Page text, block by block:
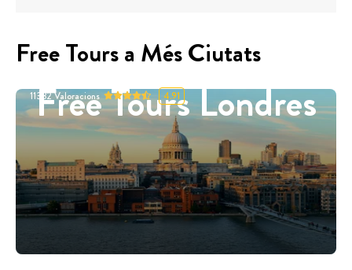
Free Tours a Més Ciutats
Free Tours Londres
11332Valoracions 4.91